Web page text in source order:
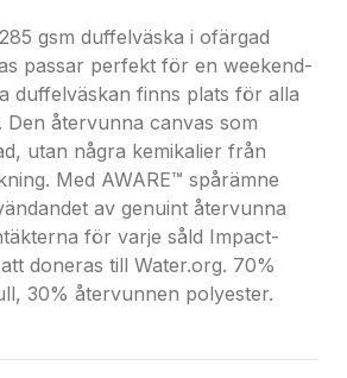
gsm duffelväska i ofärgad
passar perfekt för en weekend-
duffelväskan finns plats för alla
Den återvunna canvas som
utan några kemikalier från
Med AWARE™ spårämne
av genuint återvunna
för varje såld Impact-
doneras till Water.org. 70%
30% återvunnen polyester.